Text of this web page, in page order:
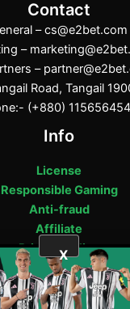
X
Contact
–cs@e2bet.com
–
–
Road, Tangail
(+880)
Info
License
Responsible Gaming
Anti-fraud
Affiliate
Privacy Policy